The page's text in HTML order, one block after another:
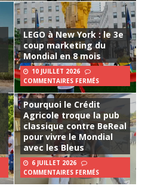
LEGO à New York : le 3e
coup marketing du
Mondial en 8 mois
10 JUILLET 2026
COMMENTAIRES FERMÉS
Pourquoi le Crédit
Agricole troque la pub
classique contre BeReal
pour vivre le Mondial
avec les Bleus
6 JUILLET 2026
COMMENTAIRES FERMÉS